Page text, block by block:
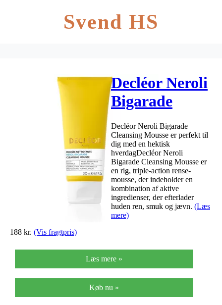
Svend HS
Decléor Neroli
Bigarade
Cleansing
Mousse
Decléor Neroli Bigarade
Cleansing Mousse er perfekt til
dig med en hektisk
hverdagDecléor Neroli
Bigarade Cleansing Mousse er
en rig, triple-action rense-
mousse, der indeholder en
kombination af aktive
ingredienser, der efterlader
huden ren, smuk og jævn. (Læs
mere)
188 kr. (Vis fragtpris)
Læs mere »
Køb nu »